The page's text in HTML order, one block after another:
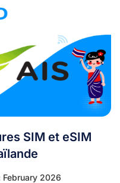
SIM et eSIM
2026